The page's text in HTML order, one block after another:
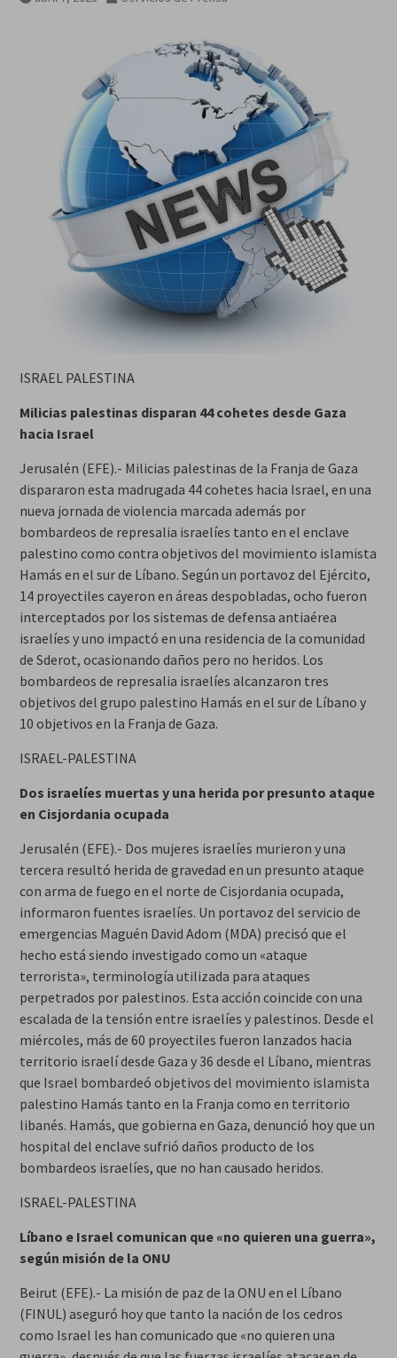
ISRAEL PALESTINA
Milicias palestinas disparan 44 cohetes desde Gaza
hacia Israel
Jerusalén (EFE).- Milicias palestinas de la Franja de Gaza
dispararon esta madrugada 44 cohetes hacia Israel, en una
nueva jornada de violencia marcada además por
bombardeos de represalia israelíes tanto en el enclave
palestino como contra objetivos del movimiento islamista
Hamás en el sur de Líbano. Según un portavoz del Ejército,
14 proyectiles cayeron en áreas despobladas, ocho fueron
interceptados por los sistemas de defensa antiaérea
israelíes y uno impactó en una residencia de la comunidad
de Sderot, ocasionando daños pero no heridos. Los
bombardeos de represalia israelíes alcanzaron tres
objetivos del grupo palestino Hamás en el sur de Líbano y
10 objetivos en la Franja de Gaza.
ISRAEL-PALESTINA
Dos israelíes muertas y una herida por presunto ataque
en Cisjordania ocupada
Jerusalén (EFE).- Dos mujeres israelíes murieron y una
tercera resultó herida de gravedad en un presunto ataque
con arma de fuego en el norte de Cisjordania ocupada,
informaron fuentes israelíes. Un portavoz del servicio de
emergencias Maguén David Adom (MDA) precisó que el
hecho está siendo investigado como un «ataque
terrorista», terminología utilizada para ataques
perpetrados por palestinos. Esta acción coincide con una
escalada de la tensión entre israelíes y palestinos. Desde el
miércoles, más de 60 proyectiles fueron lanzados hacia
territorio israelí desde Gaza y 36 desde el Líbano, mientras
que Israel bombardeó objetivos del movimiento islamista
palestino Hamás tanto en la Franja como en territorio
libanés. Hamás, que gobierna en Gaza, denunció hoy que un
hospital del enclave sufrió daños producto de los
bombardeos israelíes, que no han causado heridos.
ISRAEL-PALESTINA
Líbano e Israel comunican que «no quieren una guerra»,
según misión de la ONU
Beirut (EFE).- La misión de paz de la ONU en el Líbano
(FINUL) aseguró hoy que tanto la nación de los cedros
como Israel les han comunicado que «no quieren una